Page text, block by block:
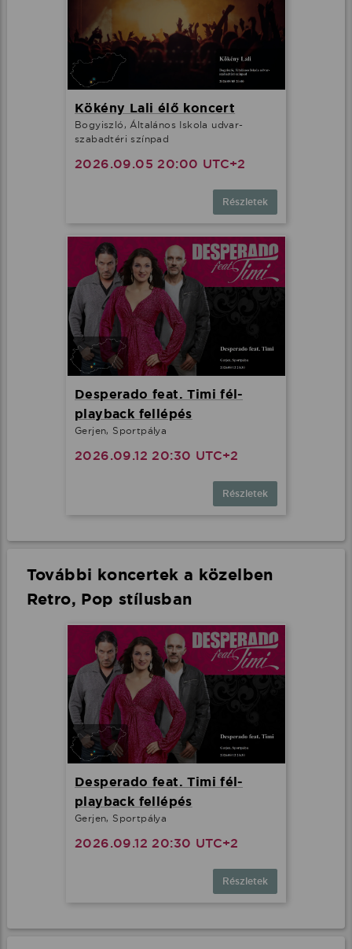
Kökény Lali élő koncert
Bogyiszló, Általános Iskola udvar-
szabadtéri színpad
2026.09.05 20:00 UTC+2
Részletek
Desperado feat. Timi fél-
playback fellépés
Gerjen, Sportpálya
2026.09.12 20:30 UTC+2
Részletek
További koncertek a közelben
Retro, Pop stílusban
Desperado feat. Timi fél-
playback fellépés
Gerjen, Sportpálya
2026.09.12 20:30 UTC+2
Részletek